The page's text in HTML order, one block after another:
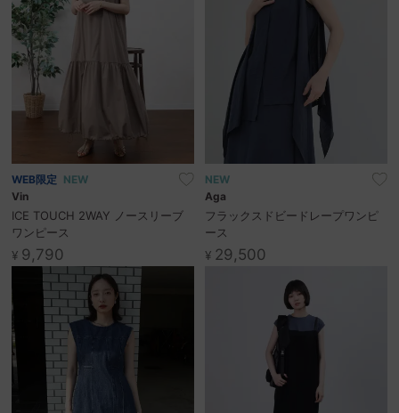
WEB限定 NEW
Vin
ICE TOUCH 2WAY ノースリーブ
ワンピース
¥9,790
NEW
Aga
フラックスドビードレープワンピ
ース
¥29,500